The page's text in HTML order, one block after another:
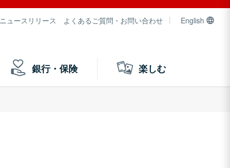
ニュースリリース よくあるご質問・お問い合わせ English
銀行・保険 楽しむ